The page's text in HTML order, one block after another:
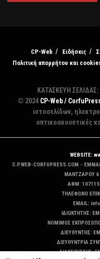
CP-Web Ειδήσεις
Πολιτική απορρήτου και
ΚΑΤΑΣΚΕΥΗ ΣΕΛΙΔΑΣ:
© 2024 CP-Web /
ιστοσελίδων,
οπτικοακουστικές
WEBSITE:
C.P.WEB-CORFUPRESS.COM -
MANTZAΡΟΥ
ΑΦΜ:
ΤΗΛΕΦΩΝΟ
EMAIL:
ΙΔΙΟΚΤΗΤΗΣ:
ΝΟΜΙΜΟΣ
ΔΙΕΥΘΥΝΤΗΣ:
ΔΙΕΥΘΥΝΤΡΙΑ
ΔΙΑΧΕΙΡΙΣΤΗΣ: